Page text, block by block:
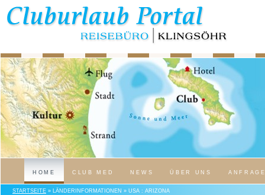
HOME CLUB MED NEWS ÜBER UNS
STARTSEITE » LÄNDERINFORMATIONEN » USA : ARIZONA